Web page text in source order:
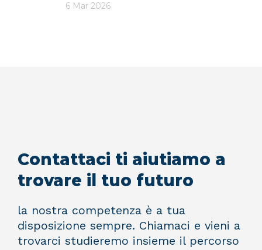
6 Mar 2026
Contattaci ti aiutiamo a
trovare il tuo futuro
la nostra competenza è a tua
disposizione sempre. Chiamaci e vieni a
trovarci studieremo insieme il percorso